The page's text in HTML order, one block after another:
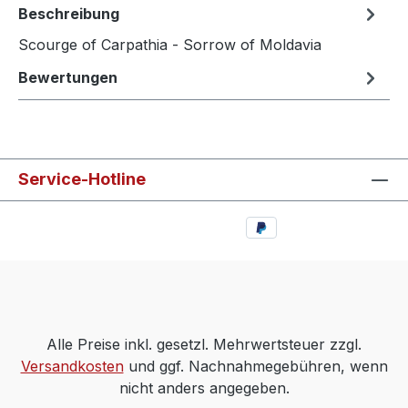
Beschreibung
Scourge of Carpathia - Sorrow of Moldavia
Bewertungen
Service-Hotline
Alle Preise inkl. gesetzl. Mehrwertsteuer zzgl.
Versandkostenund ggf. Nachnahmegebühren, wenn
nicht anders angegeben.